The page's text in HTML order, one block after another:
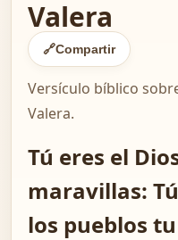
Valera
🔗Compartir
Versículo bíblico
Valera.
Tú eres el
maravillas:
los pueblos